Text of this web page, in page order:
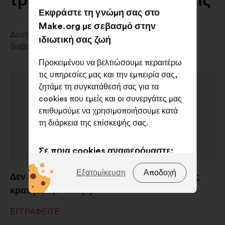
Δυστυχώς, προς το παρόν δεν υπάρχει διαθέσιμη
διαβούλευση στη χώρα σας.
Δεν υπάρχει τρέχουσα διαβούλευση, αλλά ας
κρατήσουμε επαφή!
ΕΓΓΡΑΦΕΊΤΕ
Εκφράστε τη γνώμη σας στο
Make.org με σεβασμό στην
ιδιωτική σας ζωή
Προκειμένου να βελτιώσουμε περαιτέρω
τις υπηρεσίες μας και την εμπειρία σας,
ζητάμε τη συγκατάθεσή σας για τα
cookies που εμείς και οι συνεργάτες μας
επιθυμούμε να χρησιμοποιήσουμε κατά
τη διάρκεια της επίσκεψής σας.
Σε ποια cookies αναφερόμαστε;
Τεχνικά:cookies που είναι
απαραίτητα για τη λειτουργία του
ιστότοπου
Προτιμήσεις:
Αποδοχή
Εξατομίκευση